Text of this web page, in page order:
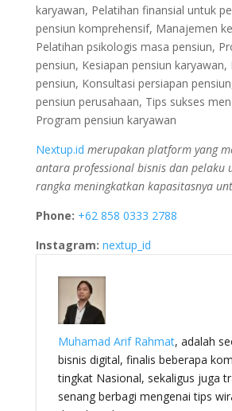
karyawan, Pelatihan finansial untuk
pensiun komprehensif, Manajemen
Pelatihan psikologis masa pensiun,
pensiun, Kesiapan pensiun karyawan,
pensiun, Konsultasi persiapan
pensiun perusahaan, Tips sukses
Program pensiun karyawan
Nextup.id merupakan platform yang
antara professional bisnis dan pelaku
rangka meningkatkan kapasitasnya
Phone: +62 858 0333 2788
Instagram: nextup_id
Muhamad Arif Rahmat, adalah
bisnis digital, finalis beberapa
tingkat Nasional, sekaligus juga
senang berbagi mengenai tips